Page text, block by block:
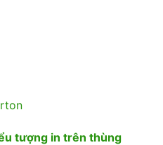
tượng in trên thùng